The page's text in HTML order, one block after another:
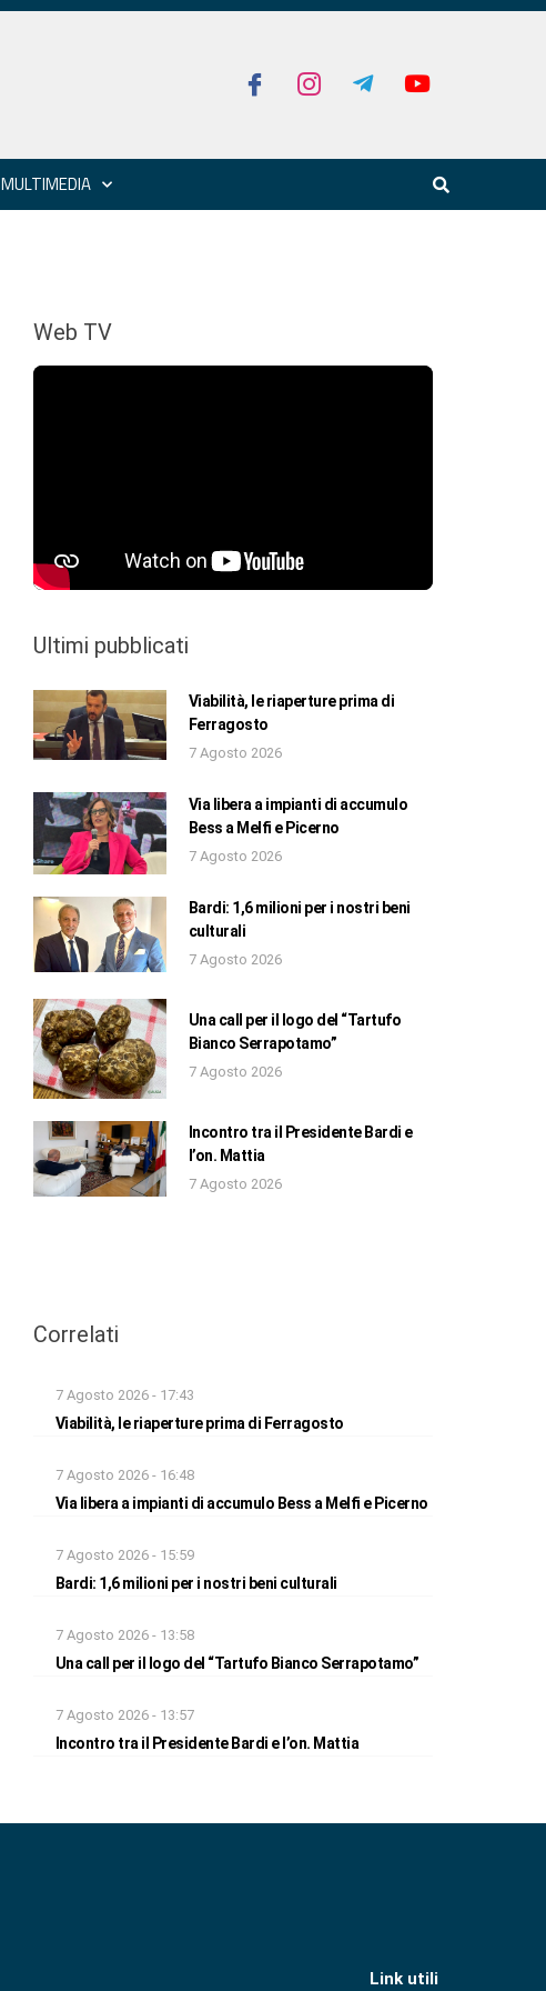
MULTIMEDIA
Web TV
Ultimi pubblicati
Viabilità, le riaperture prima di
Ferragosto
7 Agosto 2026
Via libera a impianti di accumulo
Bess a Melfi e Picerno
7 Agosto 2026
Bardi: 1,6 milioni per i nostri beni
culturali
7 Agosto 2026
Una call per il logo del “Tartufo
Bianco Serrapotamo”
7 Agosto 2026
Incontro tra il Presidente Bardi e
l’on. Mattia
7 Agosto 2026
Correlati
7 Agosto 2026 - 17:43
Viabilità, le riaperture prima di Ferragosto
7 Agosto 2026 - 16:48
Via libera a impianti di accumulo Bess a Melfi e Picerno
7 Agosto 2026 - 15:59
Bardi: 1,6 milioni per i nostri beni culturali
7 Agosto 2026 - 13:58
Una call per il logo del “Tartufo Bianco Serrapotamo”
7 Agosto 2026 - 13:57
Incontro tra il Presidente Bardi e l’on. Mattia
Link utili